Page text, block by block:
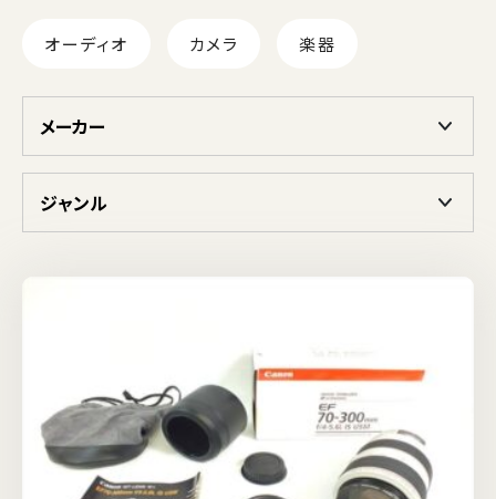
オーディオ カメラ 楽器
メーカー
ジャンル